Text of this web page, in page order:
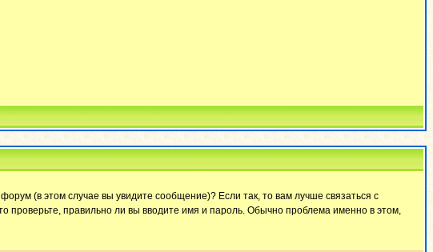
(в этом случае вы увидите сообщение)? Если так, то вам лучше связаться с
проверьте, правильно ли вы вводите имя и пароль. Обычно проблема именно в этом,